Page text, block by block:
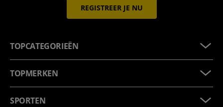
REGISTREER JE NU
TOPCATEGORIEËN
TOPMERKEN
SPORTEN